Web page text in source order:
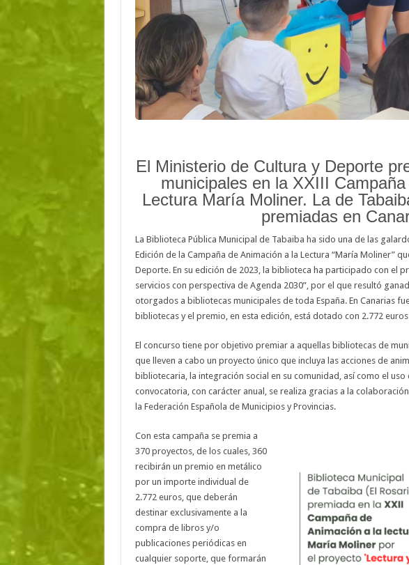
El Ministerio de Cultura y Deporte
municipales en la XXIII
Lectura María Moliner. La de
premiadas en
La Biblioteca Pública Municipal de Tabaiba ha sido una de las
Edición de la Campaña de Animación a la Lectura “María Moliner”
Deporte. En su edición de 2023, la biblioteca ha participado con el
servicios con perspectiva de Agenda 2030”, por el que resultó
otorgados a bibliotecas municipales de toda España. En Canarias
bibliotecas y el premio, en esta edición, está dotado con 2.772
El concurso tiene por objetivo premiar a aquellas bibliotecas de
que lleven a cabo un proyecto único que incluya las acciones de
bibliotecaria, la integración social en su comunidad, así como el uso
convocatoria, con carácter anual, se realiza gracias a la
la Federación Española de Municipios y Provincias.
Con esta campaña se premia a
370 proyectos, de los cuales, 360
recibirán un premio en metálico
por un importe individual de
2.772 euros, que deberán
destinar exclusivamente a la
compra de libros y/o
publicaciones periódicas en
cualquier soporte, que formarán